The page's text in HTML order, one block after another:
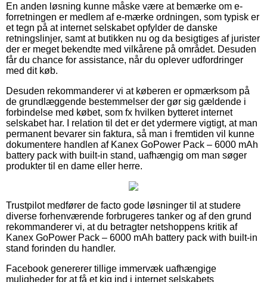
En anden løsning kunne måske være at bemærke om e-
forretningen er medlem af e-mærke ordningen, som typisk er
et tegn på at internet selskabet opfylder de danske
retningslinjer, samt at butikken nu og da besigtiges af jurister
der er meget bekendte med vilkårene på området. Desuden
får du chance for assistance, når du oplever udfordringer
med dit køb.
Desuden rekommanderer vi at køberen er opmærksom på
de grundlæggende bestemmelser der gør sig gældende i
forbindelse med købet, som fx hvilken bytteret internet
selskabet har. I relation til det er det ydermere vigtigt, at man
permanent bevarer sin faktura, så man i fremtiden vil kunne
dokumentere handlen af Kanex GoPower Pack – 6000 mAh
battery pack with built-in stand, uafhængig om man søger
produkter til en dame eller herre.
Trustpilot medfører de facto gode løsninger til at studere
diverse forhenværende forbrugeres tanker og af den grund
rekommanderer vi, at du betragter netshoppens kritik af
Kanex GoPower Pack – 6000 mAh battery pack with built-in
stand forinden du handler.
Facebook genererer tillige immervæk uafhængige
muligheder for at få et kig ind i internet selskabets